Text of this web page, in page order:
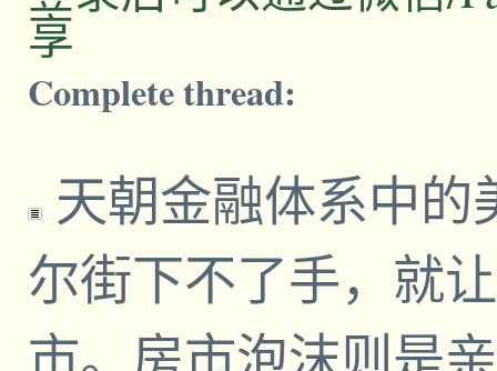
享
Complete thread:
天朝金融体系中
尔街下不了手，就